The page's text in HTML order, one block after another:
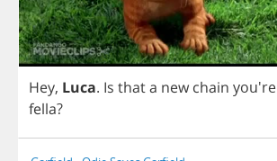
Hey, Luca. Is thata new chain you're
fella?